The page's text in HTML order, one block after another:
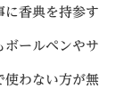
に香典を持参す
ボールペンやサ
使わない方が無